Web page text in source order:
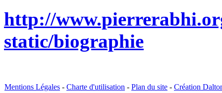
http://
static/biographie
Mentions Légales - Charte d'utilisation - Plan du site - Création